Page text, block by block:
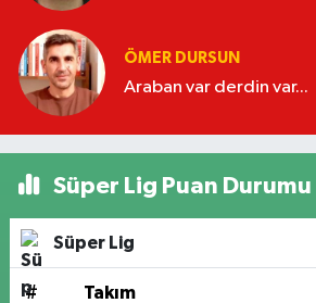
ÖMER DURSUN
Araban var derdin var...
Süper Lig Puan Durumu
Süper Lig
# Takım